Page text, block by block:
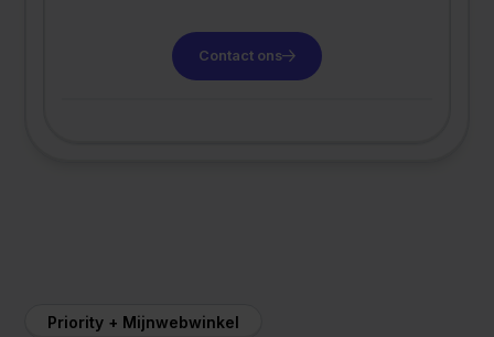
Contact ons
Priority + Mijnwebwinkel